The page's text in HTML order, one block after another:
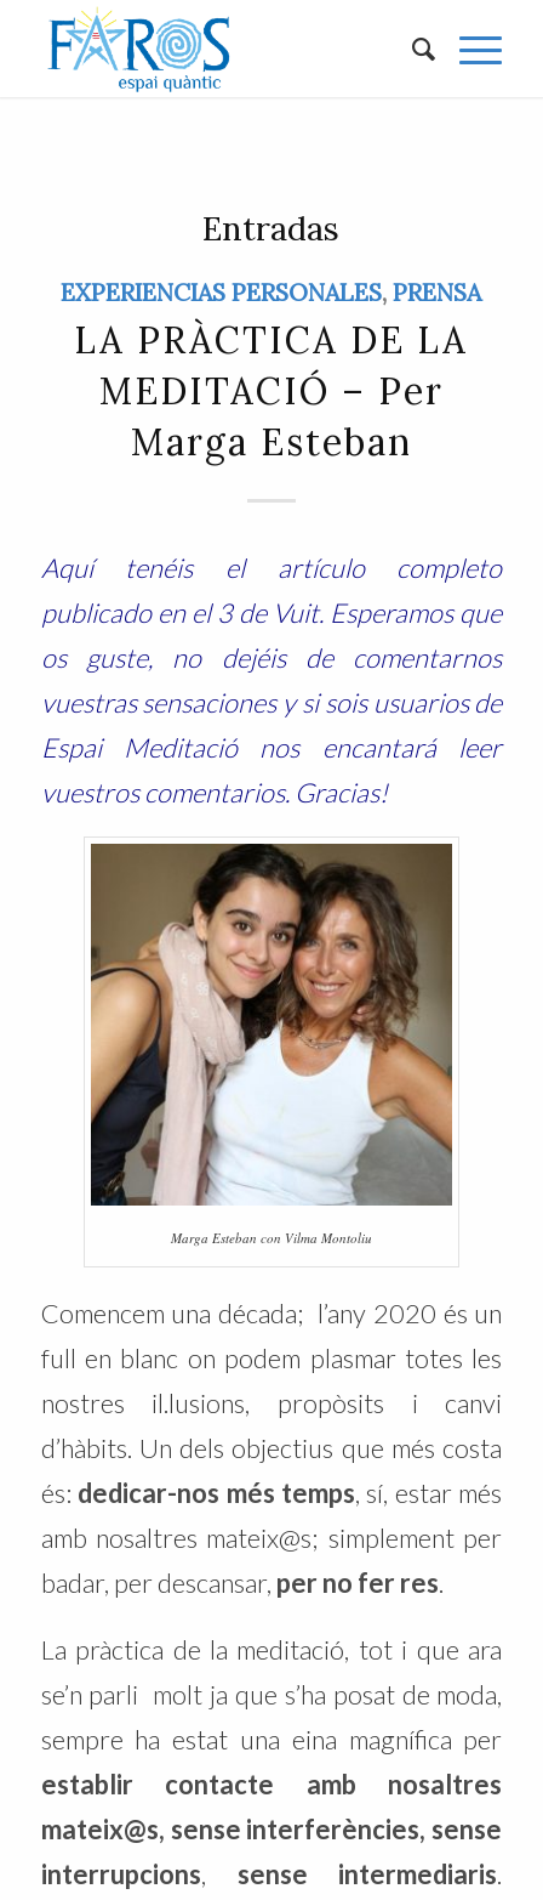
Entradas
EXPERIENCIAS PERSONALES,PRENSA
LA PRÀCTICA DE LA
MEDITACIÓ – Per
Marga Esteban
Aquí tenéis el artículo completo
publicado en el 3 de Vuit. Esperamos que
os guste, no dejéis de comentarnos
vuestras sensaciones y si sois usuarios de
Espai Meditació nos encantará leer
vuestros comentarios. Gracias!
Marga Esteban con Vilma Montoliu
Comencem una década; l’any 2020 és un
full en blanc on podem plasmar totes les
nostres il.lusions, propòsits i canvi
d’hàbits. Un dels objectius que més costa
és: dedicar-nos més temps, sí, estar més
amb nosaltres mateix@s; simplement per
badar, per descansar, per no fer res.
La pràctica de la meditació, tot i que ara
se’n parli molt ja que s’ha posat de moda,
sempre ha estat una eina magnífica per
establir contacte amb nosaltres
mateix@s, sense interferències, sense
interrupcions, sense intermediaris.